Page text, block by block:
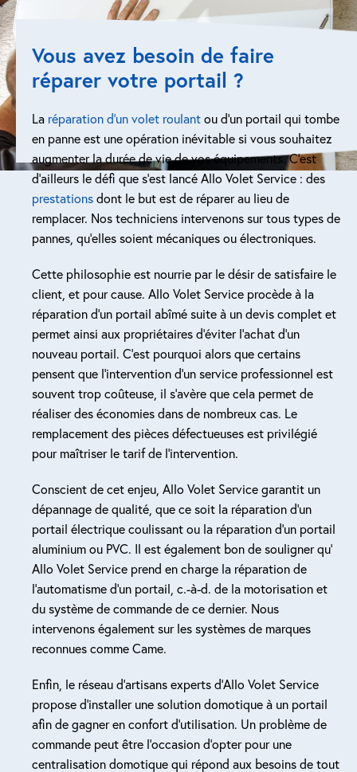
Vous avez besoin de faire
réparer votre portail ?
La réparation d’un volet roulantou d’un portail qui tombe
en panne est une opération inévitable si vous souhaitez
augmenter la durée de vie de vos équipements. C’est
d’ailleurs le défi que s’est lancé Allo Volet Service : des
prestationsdont le but est de réparer au lieu de
remplacer. Nos techniciens intervenons sur tous types de
pannes, qu’elles soient mécaniques ou électroniques.
Cette philosophie est nourrie par le désir de satisfaire le
client, et pour cause. Allo Volet Service procède à la
réparation d’un portail abîmé suite à un devis complet et
permet ainsi aux propriétaires d’éviter l’achat d’un
nouveau portail. C’est pourquoi alors que certains
pensent que l’intervention d’un service professionnel est
souvent trop coûteuse, il s’avère que cela permet de
réaliser des économies dans de nombreux cas. Le
remplacement des pièces défectueuses est privilégié
pour maîtriser le tarif de l’intervention.
Conscient de cet enjeu, Allo Volet Service garantit un
dépannage de qualité, que ce soit la réparation d’un
portail électrique coulissant ou la réparation d’un portail
aluminium ou PVC. Il est également bon de souligner qu’
Allo Volet Service prend en charge la réparation de
l’automatisme d’un portail, c.-à-d. de la motorisation et
du système de commande de ce dernier. Nous
intervenons également sur les systèmes de marques
reconnues comme Came.
Enfin, le réseau d’artisans experts d’Allo Volet Service
propose d’installer une solution domotique à un portail
afin de gagner en confort d’utilisation. Un problème de
commande peut être l’occasion d’opter pour une
centralisation domotique qui répond aux besoins de tout